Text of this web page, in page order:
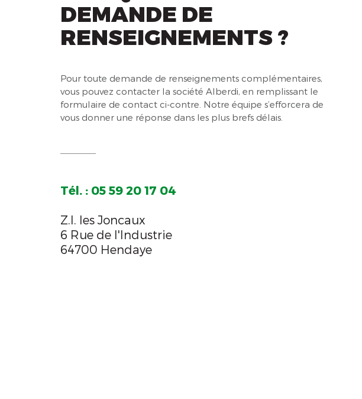
DEMANDE DE
RENSEIGNEMENTS ?
Pour toute demande de renseignements complémentaires,
vous pouvez contacter la société Alberdi, en remplissant le
formulaire de contact ci-contre. Notre équipe s’efforcera de
vous donner une réponse dans les plus brefs délais.
Tél. : 05 59 20 17 04
Z.I. les Joncaux
6 Rue de l'Industrie
64700 Hendaye